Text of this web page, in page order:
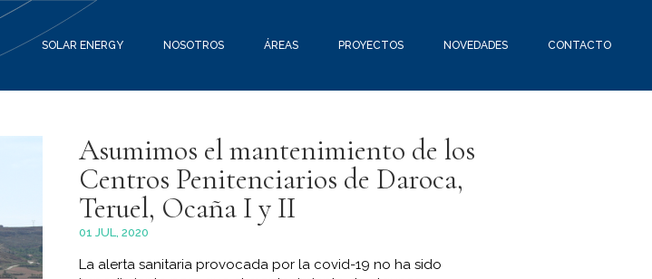
SOLAR ENERGY NOSOTROS ÁREAS PROYECTOS NOVEDADES CONTACTO
Asumimos el mantenimiento de los
Centros Penitenciarios de Daroca,
Teruel, Ocaña I y II
01 JUL, 2020
La alerta sanitaria provocada por la covid-19 no ha sido